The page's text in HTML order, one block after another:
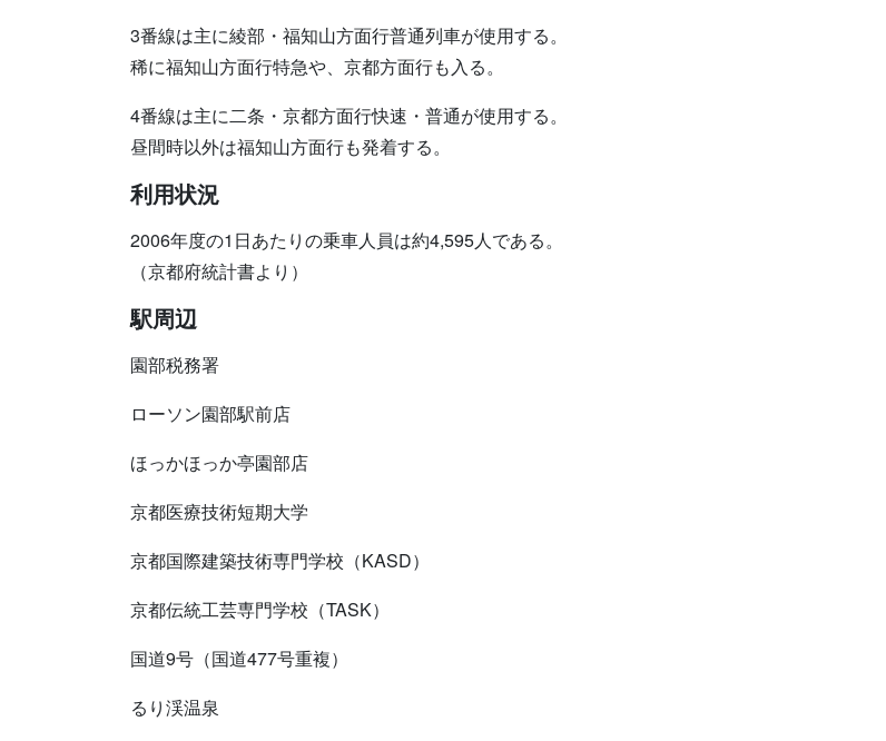
3番線は主に綾部・福知山方面行普通列車が使用する。
稀に福知山方面行特急や、京都方面行も入る。
4番線は主に二条・京都方面行快速・普通が使用する。
昼間時以外は福知山方面行も発着する。
利用状況
2006年度の1日あたりの乗車人員は約4,595人である。
（京都府統計書より）
駅周辺
園部税務署
ローソン園部駅前店
ほっかほっか亭園部店
京都医療技術短期大学
京都国際建築技術専門学校（KASD）
京都伝統工芸専門学校（TASK）
国道9号（国道477号重複）
るり渓温泉